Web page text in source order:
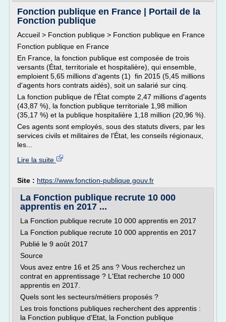
Fonction publique en France | Portail de la
Fonction publique
Accueil > Fonction publique > Fonction publique en France
Fonction publique en France
En France, la fonction publique est composée de trois
versants (État, territoriale et hospitalière), qui ensemble,
emploient 5,65 millions d'agents (1) fin 2015 (5,45 millions
d'agents hors contrats aidés), soit un salarié sur cinq.
La fonction publique de l'État compte 2,47 millions d'agents
(43,87 %), la fonction publique territoriale 1,98 million
(35,17 %) et la publique hospitalière 1,18 million (20,96 %).
Ces agents sont employés, sous des statuts divers, par les
services civils et militaires de l'État, les conseils régionaux,
les...
Lire la suite
Site : https://www.fonction-publique.gouv.fr
La Fonction publique recrute 10 000
apprentis en 2017 ...
La Fonction publique recrute 10 000 apprentis en 2017
La Fonction publique recrute 10 000 apprentis en 2017
Publié le 9 août 2017
Source
Vous avez entre 16 et 25 ans ? Vous recherchez un
contrat en apprentissage ? L'Etat recherche 10 000
apprentis en 2017.
Quels sont les secteurs/métiers proposés ?
Les trois fonctions publiques recherchent des apprentis :
la Fonction publique d'Etat, la Fonction publique